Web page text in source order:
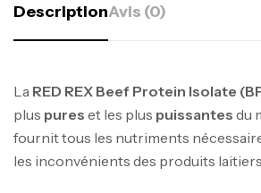
DescriptionAvis (0)
La RED REX Beef Protein Isolate
plus pures et les plus puissantes du
fournit tous les nutriments
les inconvénients des produits laitiers.